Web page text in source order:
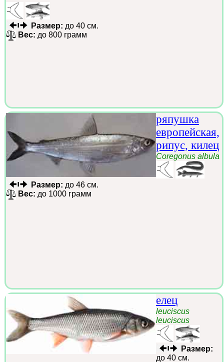
Размер: до 40 см.
Вес: до 800 грамм
ряпушка
европейская,
рипус, килец
Coregonus albula
Размер: до 46 см.
Вес: до 1000 грамм
елец
leuciscus
leuciscus
Размер:
до 40 см.